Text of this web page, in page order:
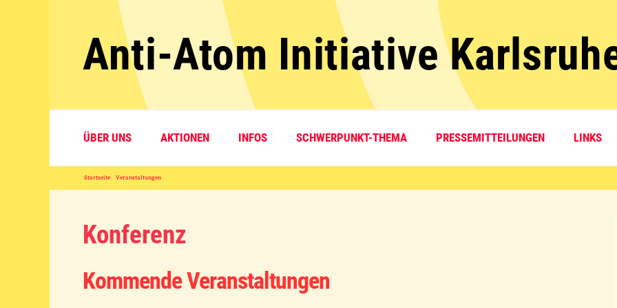
springenAnti-Atom Initiative
ÜBER UNS AKTIONEN INFOS SCHWERPUNKT-THEMA PRESSEMITTEILUNGEN LINKS
Startseite Veranstaltungen
Konferenz
Kommende Veranstaltungen